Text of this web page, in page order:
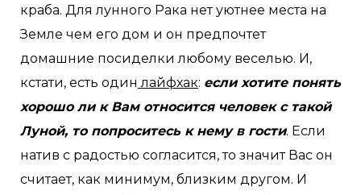
краба. Для лунного Рака нет уютнее места на
Земле чем его дом и он предпочтет
домашние посиделки любому веселью. И,
кстати, есть один лайфхак: если хотите понять
хорошо ли к Вам относится человек с такой
Луной, то попроситесь к нему в гости. Если
натив с радостью согласится, то значит Вас он
считает, как минимум, близким другом. И